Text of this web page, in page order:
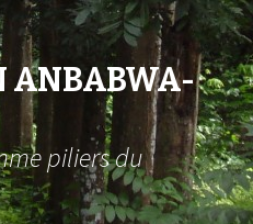
ANBABWA-
piliers du